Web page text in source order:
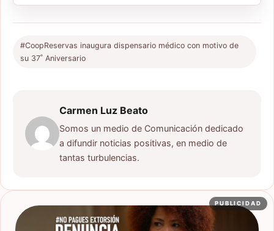
#CoopReservas inaugura dispensario médico con motivo de
su 37˚ Aniversario
Carmen Luz Beato
Somos un medio de Comunicación dedicado
a difundir noticias positivas, en medio de
tantas turbulencias.
PUBLICIDAD